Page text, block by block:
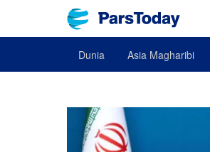
Dunia Asia Magharibi